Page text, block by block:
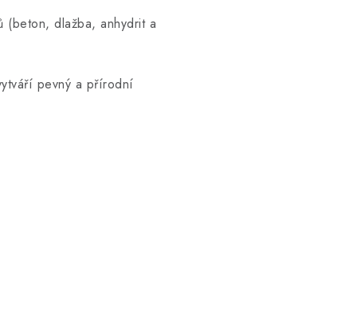
(beton, dlažba, anhydrit a
pevný a přírodní